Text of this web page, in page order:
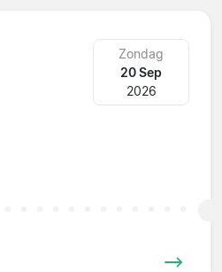
Zondag
20 Sep
2026